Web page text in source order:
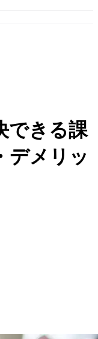
できる課
デメリッ